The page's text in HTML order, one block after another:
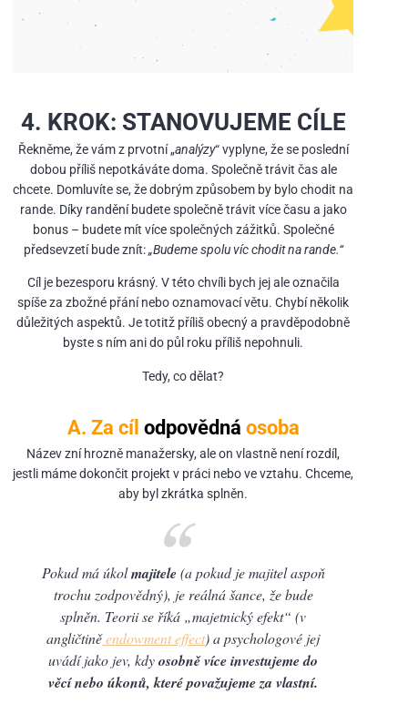
4. KROK: STANOVUJEME CÍLE
Řekněme, že vám z prvotní „analýzy“ vyplyne, že se poslední
dobou příliš nepotkáváte doma. Společně trávit čas ale
chcete. Domluvíte se, že dobrým způsobem by bylo chodit na
rande. Díky randění budete společně trávit více času a jako
bonus – budete mít více společných zážitků. Společné
předsevzetí bude znít:„Budeme spolu víc chodit na rande.“
Cíl je bezesporu krásný. V této chvíli bych jej ale označila
spíše za zbožné přání nebo oznamovací větu. Chybí několik
důležitých aspektů. Je totitž příliš obecný a pravděpodobně
byste s ním ani do půl roku příliš nepohnuli.
Tedy, co dělat?
A. Za cílodpovědná osoba
Název zní hrozně manažersky, ale on vlastně není rozdíl,
jestli máme dokončit projekt v práci nebo ve vztahu. Chceme,
aby byl zkrátka splněn.
Pokud má úkolmajitele(a pokud je majitel aspoň
trochu zodpovědný), je reálná šance, že bude
splněn. Teorii se říká „majetnický efekt“ (v
angličtiněendowment effect) a psychologové jej
uvádí jako jev, kdyosobně více investujeme do
věcí nebo úkonů, které považujeme za vlastní.